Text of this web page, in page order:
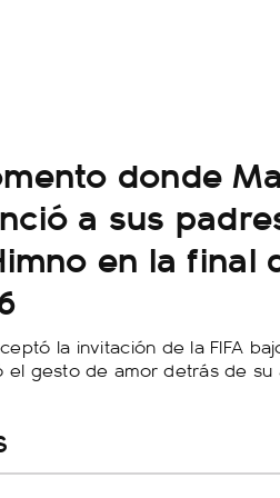
donde
a sus
en la final
la invitación de la FIFA
el gesto de amor detrás de su